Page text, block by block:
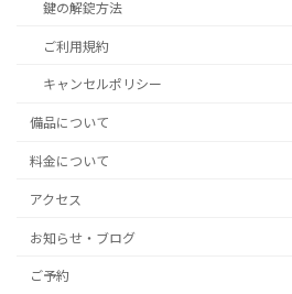
鍵の解錠方法
ご利用規約
キャンセルポリシー
備品について
料金について
アクセス
お知らせ・ブログ
ご予約